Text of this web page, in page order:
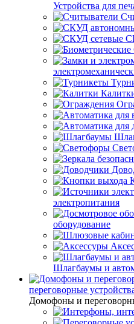
Устройства для
электропитания
оборудование
Шлагбаумы и
переговорные
Домофоны и